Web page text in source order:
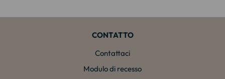
CONTATTO
Contattaci
Modulo di recesso